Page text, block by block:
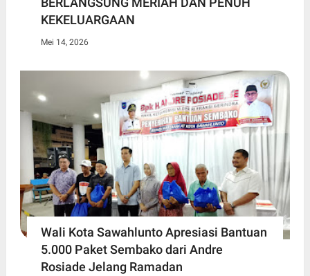
KEKELUARGAAN
Mei 14, 2026
Wali Kota Sawahlunto Apresiasi Bantuan
5.000 Paket Sembako dari Andre
Rosiade Jelang Ramadan